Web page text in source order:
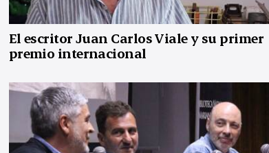
El escritor Juan Carlos Viale y su primer
premio internacional